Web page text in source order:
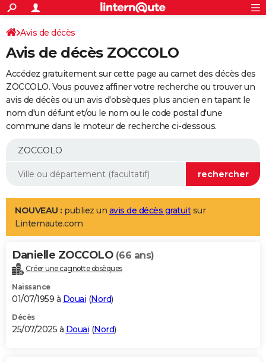
ACTUALITÉS
Politique
Société
Faits Divers
Education
Monde
Villes
+
SPORT
Coupe du monde 2026
Football
Tennis
Cyclisme
Rugby
Forum
Programme TV
TNT
Streaming
Cinéma
Sorties cinéma
Musique
+
FINANCE
Retraite
Epargne
Immobilier
Risques naturels par ville
Banque
Assurance
AUTO
Essais
Réserver un essai
Citadines
Berlines
SUV
Forum auto
+
Mobiles
Meilleur smartphone
Internet
Ordinateurs
Jeux vidéo
Guide high-tech
Aménagement intérieur
LIFESTYLE
Art de vivre
Bien-être
Loisirs
Mode
Modes de vie
Alimentation
Guide de la santé
Maladies
Médicaments
Sommeil
VOYAGE
Destinations
City break
Voyage nature
Voyage de noces
Forum
Climat
+PHOTO
GUIDES D'ACHAT
BONS PLANS
Avis de décès
Avis de décès ZOCCOLO
Accédez gratuitement sur cette page au carnet des décès des
ZOCCOLO. Vous pouvez affiner votre recherche ou trouver un
avis de décès ou un avis d'obsèques plus ancien en tapant le
nom d'un défunt et/ou le nom ou le code postal d'une
commune dans le moteur de recherche ci-dessous.
NOUVEAU : publiez un avis de décès gratuitsur
Linternaute.com
Danielle ZOCCOLO (66 ans)
Créer une cagnotte obsèques
Naissance
01/07/1959 à Douai (Nord)
Décès
25/07/2025 à Douai (Nord)